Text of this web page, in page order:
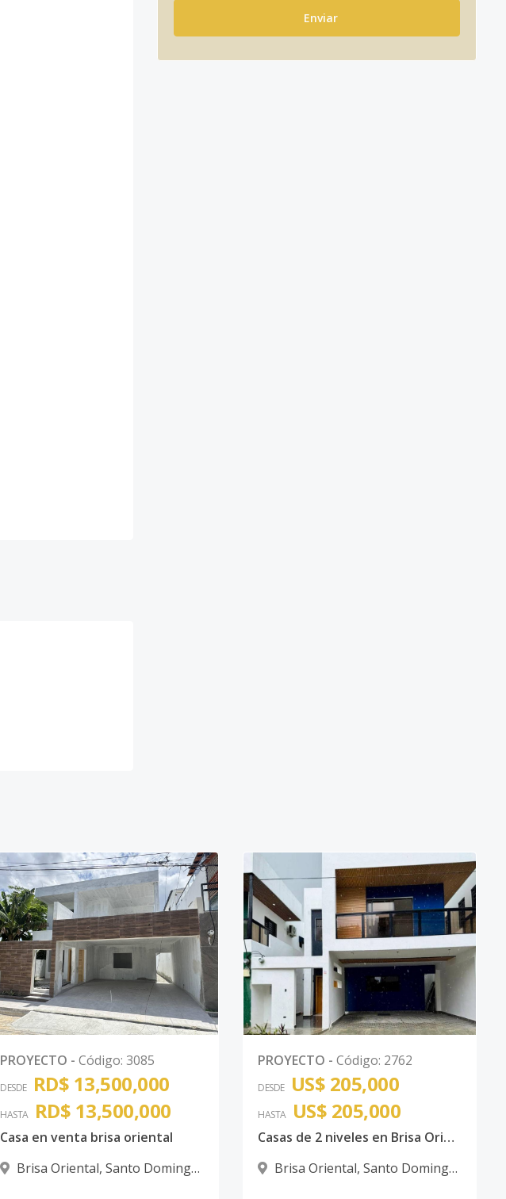
Enviar
PROYECTO - Código: 3085
DESDE RD$ 13,500,000
HASTA RD$ 13,500,000
Casa en venta brisa oriental
Brisa Oriental, Santo Domingo
PROYECTO - Código: 2762
DESDE US$ 205,000
HASTA US$ 205,000
Casas de 2 niveles en Brisa Oriental de San Isidro, SDE, Zona Oriental
Brisa Oriental, Santo Domingo